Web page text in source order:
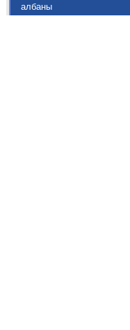
албаны